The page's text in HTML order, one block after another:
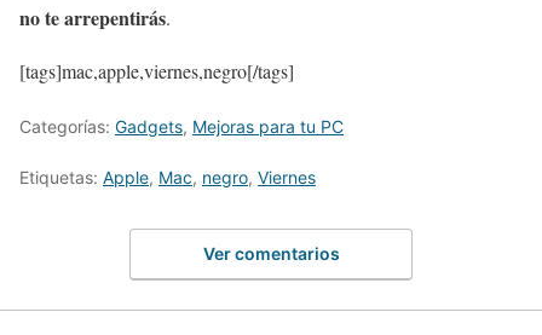
no te arrepentirás.
[tags]mac,apple,viernes,negro[/tags]
Categorías: Gadgets, Mejoras para tu PC
Etiquetas: Apple, Mac, negro, Viernes
Ver comentarios